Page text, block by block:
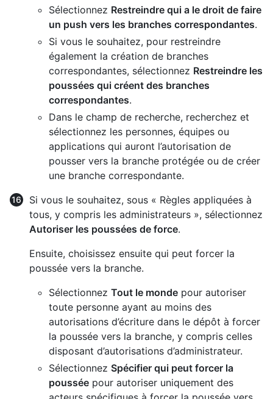
Sélectionnez Restreindre qui a le droit de faire
un push vers les branches correspondantes.
Si vous le souhaitez, pour restreindre
également la création de branches
correspondantes, sélectionnez Restreindre les
poussées qui créent des branches
correspondantes.
Dans le champ de recherche, recherchez et
sélectionnez les personnes, équipes ou
applications qui auront l’autorisation de
pousser vers la branche protégée ou de créer
une branche correspondante.
Si vous le souhaitez, sous « Règles appliquées à
tous, y compris les administrateurs », sélectionnez
Autoriser les poussées de force.
Ensuite, choisissez ensuite qui peut forcer la
poussée vers la branche.
Sélectionnez Tout le monde pour autoriser
toute personne ayant au moins des
autorisations d’écriture dans le dépôt à forcer
la poussée vers la branche, y compris celles
disposant d’autorisations d’administrateur.
Sélectionnez Spécifier qui peut forcer la
poussée pour autoriser uniquement des